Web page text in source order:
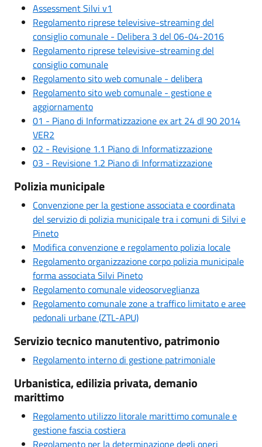
Assessment Silvi v1
Regolamento riprese televisive-streaming del
consiglio comunale - Delibera 3 del 06-04-2016
Regolamento riprese televisive-streaming del
consiglio comunale
Regolamento sito web comunale - delibera
Regolamento sito web comunale - gestione e
aggiornamento
01 - Piano di Informatizzazione ex art 24 dl 90 2014
VER2
02 - Revisione 1.1 Piano di Informatizzazione
03 - Revisione 1.2 Piano di Informatizzazione
Polizia municipale
Convenzione per la gestione associata e coordinata
del servizio di polizia municipale tra i comuni di Silvi e
Pineto
Modifica convenzione e regolamento polizia locale
Regolamento organizzazione corpo polizia municipale
forma associata Silvi Pineto
Regolamento comunale videosorveglianza
Regolamento comunale zone a traffico limitato e aree
pedonali urbane (ZTL-APU)
Servizio tecnico manutentivo, patrimonio
Regolamento interno di gestione patrimoniale
Urbanistica, edilizia privata, demanio
marittimo
Regolamento utilizzo litorale marittimo comunale e
gestione fascia costiera
Regolamento per la determinazione degli oneri